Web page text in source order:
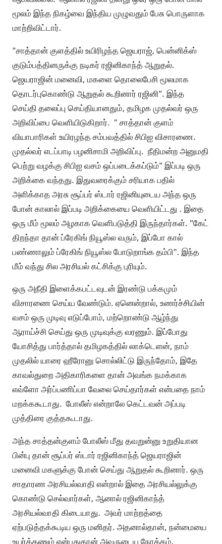
மூலம் இந்த நிகழ்வை இந்திய முழுவதும் பேசு பொருளாக
மாற்றிவிட்டார்.
"சாத்தான் குளத்தில் உயிரிழந்த ஜெயராஜ், பென்னிக்ஸ்
குடும்பத்தினருக்கு நடிகர் ரஜினிகாந்த் ஆறுதல்.
ஜெயராஜின் மனைவி, மகளை தொலைபேசி மூலமாக
தொடர்புகொண்டு ஆறுதல் கூறினார் ரஜினி". இந்த
செய்தி தலைப்பு செய்தியானதும், தமிழக முதல்வர் ஒரு
அறிவிப்பை வெளியிடுகிறார். " சாத்தான் குளம்
வியாபாரிகள் உயிரழந்த சம்பவத்தில் சிபிஐ விசாரணை.
முதல்வர் எடப்பாடி பழனிசாமி அறிவிப்பு. நீதிமன்ற அனுமதி
பெற்று வழக்கு சிபிஐ வசம் ஒப்படைக்கப்டும்" இப்படி ஒரு
அறிக்கை வந்தது. இதுவரைக்கும் சரியாக பதில்
அளிக்காத அரசு சூப்பர் ஸ்டார் ரஜினியுடைய அந்த ஒரு
போன் காலால் இப்படி அறிக்கையை வெளியிட்டது . இதை
ஒரு மீம் மூலம் அழகாக வெளிபடுத்தி இருந்தார்கள். "கேட்
திறந்தா தான் ப்ரேகிங் நியூஸ்ல வரும், இப்போ கால்
பண்ணாலும் ப்ரேகிங் நியூஸ்ல போடுறாங்க தம்பி". இந்த
மீம் வந்து சில அரசியல் கட்சிக்கு புரியும்.
ஒரு அநீதி இளைக்கபட்டவுடன் இரண்டு பக்கமும்
விசாரணை செய்ய வேண்டும். ஏனென்றால், உணர்ச்சியின்
வசம் ஒரு முடிவு எடுப்போம், மற்றொண்டு ஆழ்ந்து
ஆராய்ச்சி செய்து ஒரு முடிவுக்கு வரணும். இப்போது
யோசித்து பார்த்தால் தமிழகத்தில் லாக்டௌன், நாம்
முதலில் யாரை ஹீரோனு சொல்லிட்டு இருந்தோம், இதே
காவல்துறை அதிகாரிகளை தான் அவங்க நமக்காக
எவ்ளோ அர்ப்பணிப்பா வேலை செய்தார்கள் என்பதை நாம்
மறக்ககூடாது. போலீஸ் என்றாலே கெட்டவன் அப்படி
முத்திரை குத்தகூடாது.
அந்த சாத்தன்குளம் போலீஸ் மீது தவறுன்னு உறுதியான
பின்பு தான் சூப்பர் ஸ்டார் ரஜினிகாந்த் ஜெயராஜின்
மனைவி மகளுக்கு போன் செய்து ஆறுதல் கூறினார். ஒரு
சாதாரண அரசியல்வாதி என்றால் இதை அரசியல்லுக்கு
கொண்டு செல்வார்கள், ஆனால் ரஜினிகாந்த்
அரசியல்வாதி கிடையாது. அவர் மாற்றத்தை
ஏற்படுத்தக்கூடிய ஒரு மனிதர். அதனால்தான், நன்மையை
உயர்த்தணும் என்பதுதான் அவருடைய நோக்கம்.